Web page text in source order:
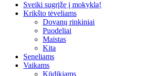
Sveiki sugrįžę į mokyklą!
Krikšto tėveliams
Dovanų rinkiniai
Puodeliai
Maistas
Kita
Seneliams
Vaikams
Kūdikiams